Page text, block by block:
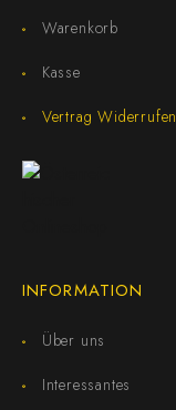
Warenkorb
Kasse
Vertrag Widerrufen
INFORMATION
Über uns
Interessantes